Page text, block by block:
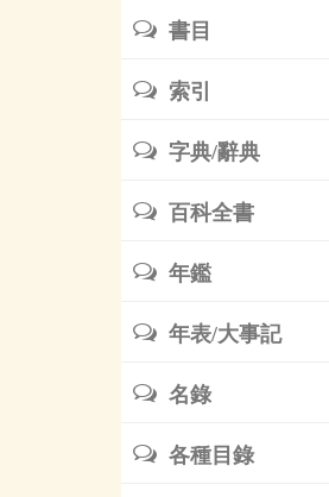
書目
索引
字典/辭典
百科全書
年鑑
年表/大事記
名錄
各種目錄